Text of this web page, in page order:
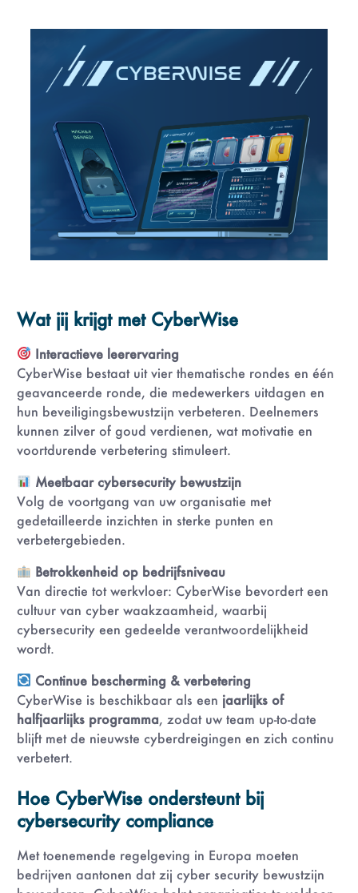
Wat jij krijgt met CyberWise
Interactieve leerervaring
CyberWise bestaat uit vier thematische rondes en één
geavanceerde ronde, die medewerkers uitdagen en
hun beveiligingsbewustzijn verbeteren. Deelnemers
kunnen zilver of goud verdienen, wat motivatie en
voortdurende verbetering stimuleert.
Meetbaar cybersecurity bewustzijn
Volg de voortgang van uw organisatie met
gedetailleerde inzichten in sterke punten en
verbetergebieden.
Betrokkenheid op bedrijfsniveau
Van directie tot werkvloer: CyberWise bevordert een
cultuur van cyber waakzaamheid, waarbij
cybersecurity een gedeelde verantwoordelijkheid
wordt.
Continue bescherming & verbetering
CyberWise is beschikbaar als een jaarlijks of
halfjaarlijks programma, zodat uw team up-to-date
blijft met de nieuwste cyberdreigingen en zich continu
verbetert.
Hoe CyberWise ondersteunt bij
cybersecurity compliance
Met toenemende regelgeving in Europa moeten
bedrijven aantonen dat zij cyber security bewustzijn